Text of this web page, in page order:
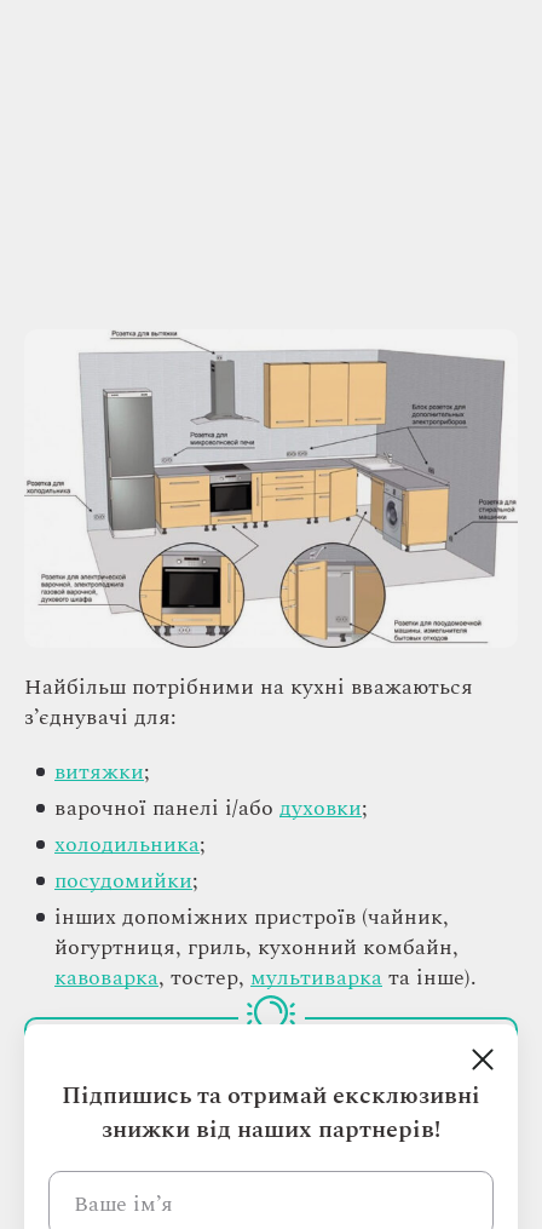
Найбільш потрібними на кухні вважаються
з’єднувачі для:
витяжки;
варочної панелі і/або духовки;
холодильника;
посудомийки;
інших допоміжних пристроїв (чайник,
йогуртниця, гриль, кухонний комбайн,
кавоварка, тостер, мультиварката інше).
Розрахувавши кількість пристроїв, які у
вас є вже зараз, додайте кілька запасних
розеток на майбутнє. Повірте, краще
мати кілька непотрібних на перший
погляд з’єднувачів, ніж пізніше
Підпишись та отримай ексклюзивні
знижки від наших партнерів!